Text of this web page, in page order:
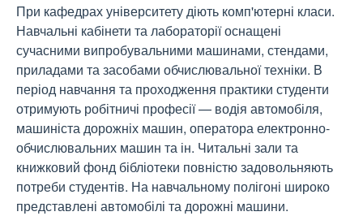
При кафедрах університету діють комп'ютерні класи.
Навчальні кабінети та лабораторії оснащені
сучасними випробувальними машинами, стендами,
приладами та засобами обчислювальної техніки. В
період навчання та проходження практики студенти
отримують робітничі професії— водія автомобіля,
машиніста дорожніх машин, оператора електронно-
обчислювальних машин та ін. Читальні зали та
книжковий фонд бібліотеки повністю задовольняють
потреби студентів. На навчальному полігоні широко
представлені автомобілі та дорожні машини.